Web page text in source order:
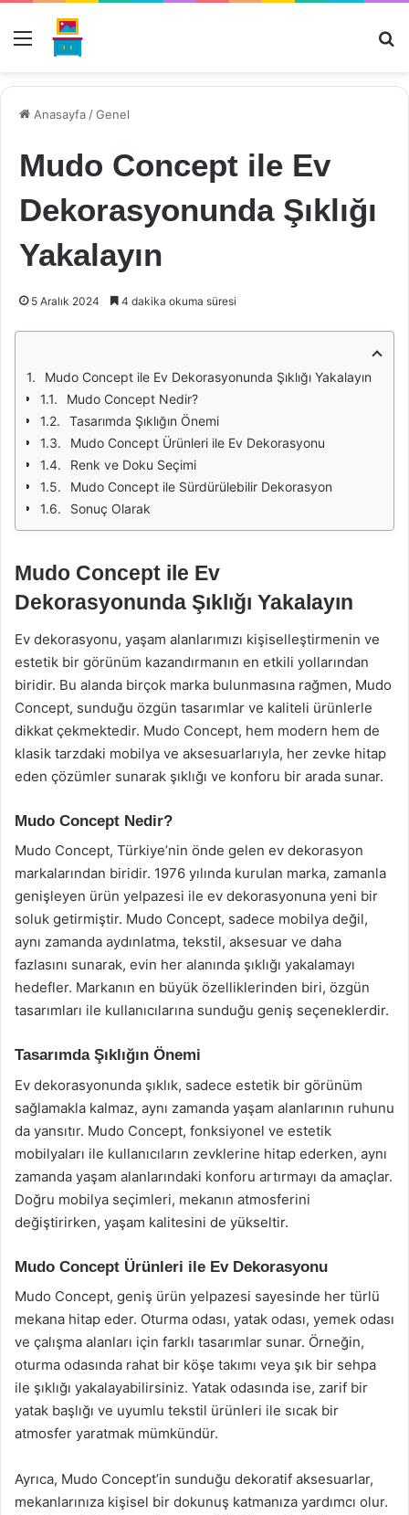
Menü
Anasayfa /Genel
Mudo Concept ile Ev
Dekorasyonunda Şıklığı
Yakalayın
5 Aralık 2024 4 dakika okuma süresi
Mudo Concept ile Ev Dekorasyonunda Şıklığı Yakalayın
Mudo Concept Nedir?
Tasarımda Şıklığın Önemi
Mudo Concept Ürünleri ile Ev Dekorasyonu
Renk ve Doku Seçimi
Mudo Concept ile Sürdürülebilir Dekorasyon
Sonuç Olarak
Mudo Concept ile Ev
Dekorasyonunda Şıklığı Yakalayın
Ev dekorasyonu, yaşam alanlarımızı kişiselleştirmenin ve
estetik bir görünüm kazandırmanın en etkili yollarından
biridir. Bu alanda birçok marka bulunmasına rağmen, Mudo
Concept, sunduğu özgün tasarımlar ve kaliteli ürünlerle
dikkat çekmektedir. Mudo Concept, hem modern hem de
klasik tarzdaki mobilya ve aksesuarlarıyla, her zevke hitap
eden çözümler sunarak şıklığı ve konforu bir arada sunar.
Mudo Concept Nedir?
Mudo Concept, Türkiye’nin önde gelen ev dekorasyon
markalarından biridir. 1976 yılında kurulan marka, zamanla
genişleyen ürün yelpazesi ile ev dekorasyonuna yeni bir
soluk getirmiştir. Mudo Concept, sadece mobilya değil,
aynı zamanda aydınlatma, tekstil, aksesuar ve daha
fazlasını sunarak, evin her alanında şıklığı yakalamayı
hedefler. Markanın en büyük özelliklerinden biri, özgün
tasarımları ile kullanıcılarına sunduğu geniş seçeneklerdir.
Tasarımda Şıklığın Önemi
Ev dekorasyonunda şıklık, sadece estetik bir görünüm
sağlamakla kalmaz, aynı zamanda yaşam alanlarının ruhunu
da yansıtır. Mudo Concept, fonksiyonel ve estetik
mobilyaları ile kullanıcıların zevklerine hitap ederken, aynı
zamanda yaşam alanlarındaki konforu artırmayı da amaçlar.
Doğru mobilya seçimleri, mekanın atmosferini
değiştirirken, yaşam kalitesini de yükseltir.
Mudo Concept Ürünleri ile Ev Dekorasyonu
Mudo Concept, geniş ürün yelpazesi sayesinde her türlü
mekana hitap eder. Oturma odası, yatak odası, yemek odası
ve çalışma alanları için farklı tasarımlar sunar. Örneğin,
oturma odasında rahat bir köşe takımı veya şık bir sehpa
ile şıklığı yakalayabilirsiniz. Yatak odasında ise, zarif bir
yatak başlığı ve uyumlu tekstil ürünleri ile sıcak bir
atmosfer yaratmak mümkündür.
Ayrıca, Mudo Concept’in sunduğu dekoratif aksesuarlar,
mekanlarınıza kişisel bir dokunuş katmanıza yardımcı olur.